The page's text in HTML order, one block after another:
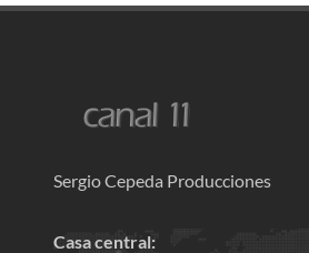
Sergio Cepeda Producciones
Casa central: